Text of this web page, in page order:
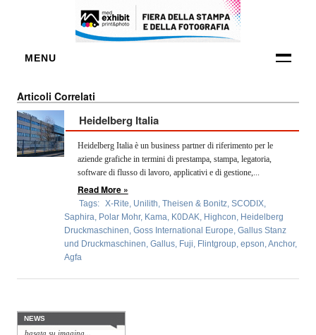
MENU
OPERATORI
ENTI E
ASSOCIAZIONI
TEMATICI
EVENTI
Articoli Correlati
Heidelberg Italia
Heidelberg Italia è un business partner di riferimento per le
aziende grafiche in termini di prestampa, stampa, legatoria,
software di flusso di lavoro, applicativi e di gestione,...
Read More »
Tags: X-Rite Unilith Theisen & Bonitz, SCODIX,
Saphira Polar Mohr, Kama K0DAK Highcon Heidelberg
Druckmaschinen Goss International Europe Gallus Stanz
und Druckmaschinen Gallus, Fuji Flintgroup, epson Anchor,
Agfa
NEWS
Konica Minolta presenta
presenta Specim RETEX,
una soluzione completa
basata su imaging...